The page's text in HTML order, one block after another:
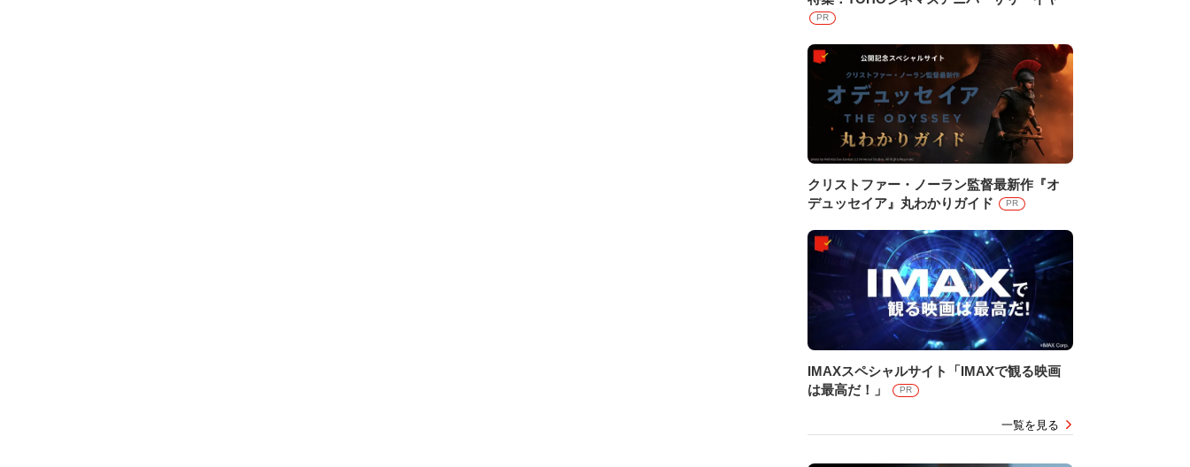
PR
クリストファー・ノーラン監督最新作『オ
デュッセイア』丸わかりガイド
PR
IMAXスペシャルサイト「IMAXで観る映画
は最高だ！」
PR
一覧を見る